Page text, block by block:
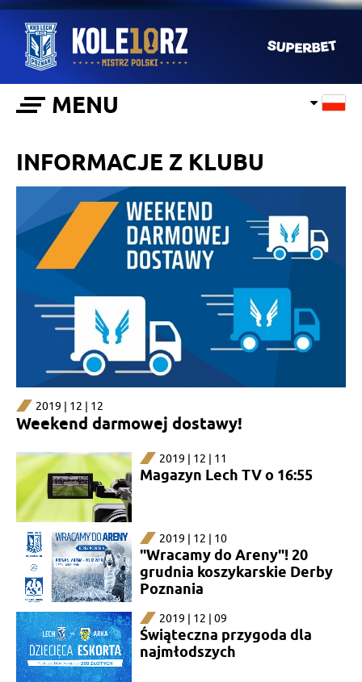
MENU
INFORMACJE Z KLUBU
2019 | 12 | 12
Weekend darmowej dostawy!
2019 | 12 | 11
Magazyn Lech TV o 16:55
2019 | 12 | 10
"Wracamy do Areny"! 20
grudnia koszykarskie Derby
Poznania
2019 | 12 | 09
Świąteczna przygoda dla
najmłodszych